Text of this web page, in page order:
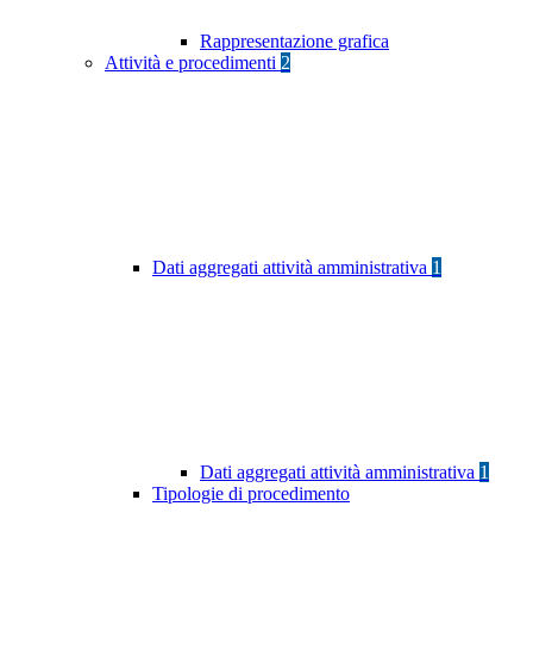
Rappresentazione grafica
Attività e procedimenti 2
Dati aggregati attività amministrativa 1
Dati aggregati attività amministrativa 1
Tipologie di procedimento